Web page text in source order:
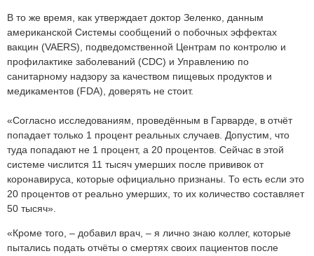
В то же время, как утверждает доктор Зеленко, данным
американской Системы сообщений о побочных эффектах
вакцин (VAERS), подведомственной Центрам по контролю и
профилактике заболеваний (CDC) и Управлению по
санитарному надзору за качеством пищевых продуктов и
медикаментов (FDA), доверять не стоит.
«Согласно исследованиям, проведённым в Гарварде, в отчёт
попадает только 1 процент реальных случаев. Допустим, что
туда попадают не 1 процент, а 20 процентов. Сейчас в этой
системе числится 11 тысяч умерших после прививок от
коронавируса, которые официально признаны. То есть если это
20 процентов от реально умерших, то их количество составляет
50 тысяч».
«Кроме того, – добавил врач, – я лично знаю коллег, которые
пытались подать отчёты о смертях своих пациентов после